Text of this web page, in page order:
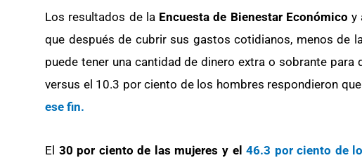
Los resultados de la Encuesta de Bienestar Económicoy
que después de cubrir sus gastos cotidianos, menos de
puede tener una cantidad de dinero extra o sobrante
versus el 10.3 por ciento de los hombres respondieron
ese fin.
El 30 por ciento de las mujeres y el 46.3 por ciento de